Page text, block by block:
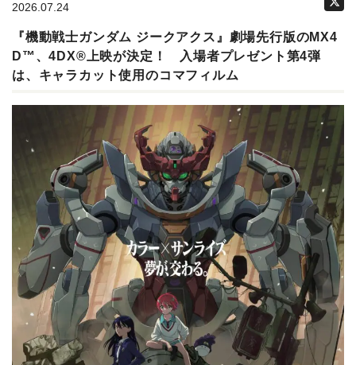
2026.07.24
『機動戦士ガンダム ジークアクス』劇場先行版のMX4
D™、4DX®上映が決定！ 入場者プレゼント第4弾
は、キャラカット使用のコマフィルム